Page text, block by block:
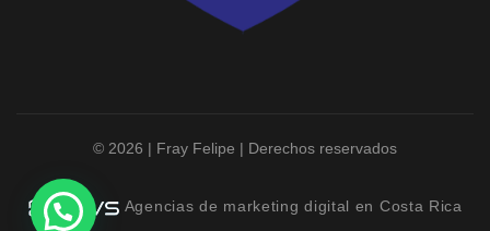
© 2026 | Fray Felipe | Derechos reservados
Agencias de marketing digital en Costa Rica